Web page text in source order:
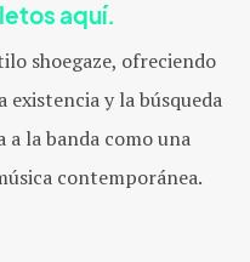
aquí.
shoegaze, ofreciendo
y la búsqueda
a la banda como una
contemporánea.